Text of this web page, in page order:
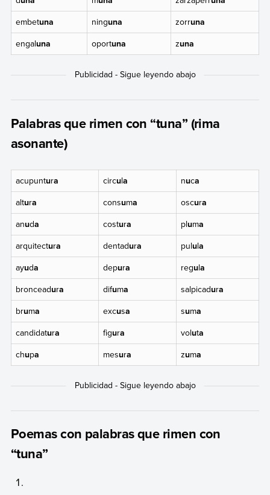
embetuna ninguna zorruna
engaluna oportuna zuna
Palabras que rimen con “tuna” (rima
asonante)
acupuntura circula nuca
altura consuma oscura
anuda costura pluma
arquitectura dentadura pulula
ayuda depura regula
bronceadura difuma salpicadura
bruma excusa suma
candidatura figura voluta
chupa mesura zuma
Poemas con palabras que rimen con
“tuna”